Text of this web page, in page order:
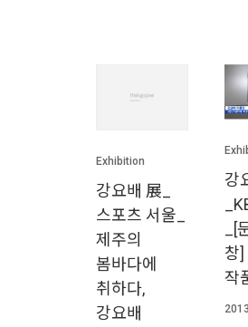
Exhibition
강요배 展_
스포츠 서울_
제주의
봄바다에
취하다,
강요배
강
_[
창
작